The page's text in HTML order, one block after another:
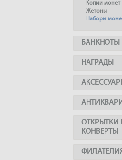
Копии монет
Жетоны
Наборы
БАНКНОТЫ
НАГРАДЫ
ОТКРЫТКИ
КОНВЕРТЫ